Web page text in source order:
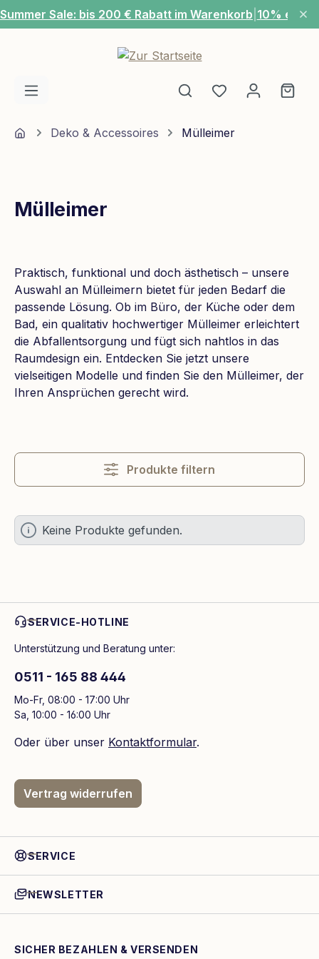
Zum Hauptinhalt springen
Summer Sale: bis 200 € Rabatt im Warenkorb 10% extra
Du hast 0
HomeDeko & Accessoires Mülleimer
Mülleimer
Praktisch, funktional und doch ästhetisch – unsere
Auswahl an Mülleimern bietet für jeden Bedarf die
passende Lösung. Ob im Büro, der Küche oder dem
Bad, ein qualitativ hochwertiger Mülleimer erleichtert
die Abfallentsorgung und fügt sich nahtlos in das
Raumdesign ein. Entdecken Sie jetzt unsere
vielseitigen Modelle und finden Sie den Mülleimer, der
Ihren Ansprüchen gerecht wird.
Produkte filtern
Keine Produkte gefunden.
SERVICE-HOTLINE
Unterstützung und Beratung unter:
0511 - 165 88 444
Mo-Fr, 08:00 - 17:00 Uhr
Sa, 10:00 - 16:00 Uhr
Oder über unser Kontaktformular.
Vertrag widerrufen
SERVICE
NEWSLETTER
SICHER BEZAHLEN & VERSENDEN